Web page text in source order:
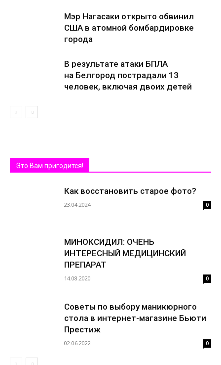
Мэр Нагасаки открыто обвинил
США в атомной бомбардировке
города
В результате атаки БПЛА
на Белгород пострадали 13
человек, включая двоих детей
Это Вам пригодится!
Как восстановить старое фото?
23.04.2024 0
МИНОКСИДИЛ: ОЧЕНЬ
ИНТЕРЕСНЫЙ МЕДИЦИНСКИЙ
ПРЕПАРАТ
14.08.2020 0
Советы по выбору маникюрного
стола в интернет-магазине Бьюти
Престиж
02.06.2022 0